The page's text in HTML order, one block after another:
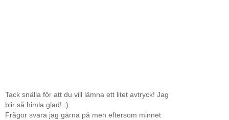
Tack snälla för att du vill lämna ett litet avtryck! Jag
blir så himla glad! :)
Frågor svara jag gärna på men eftersom minnet